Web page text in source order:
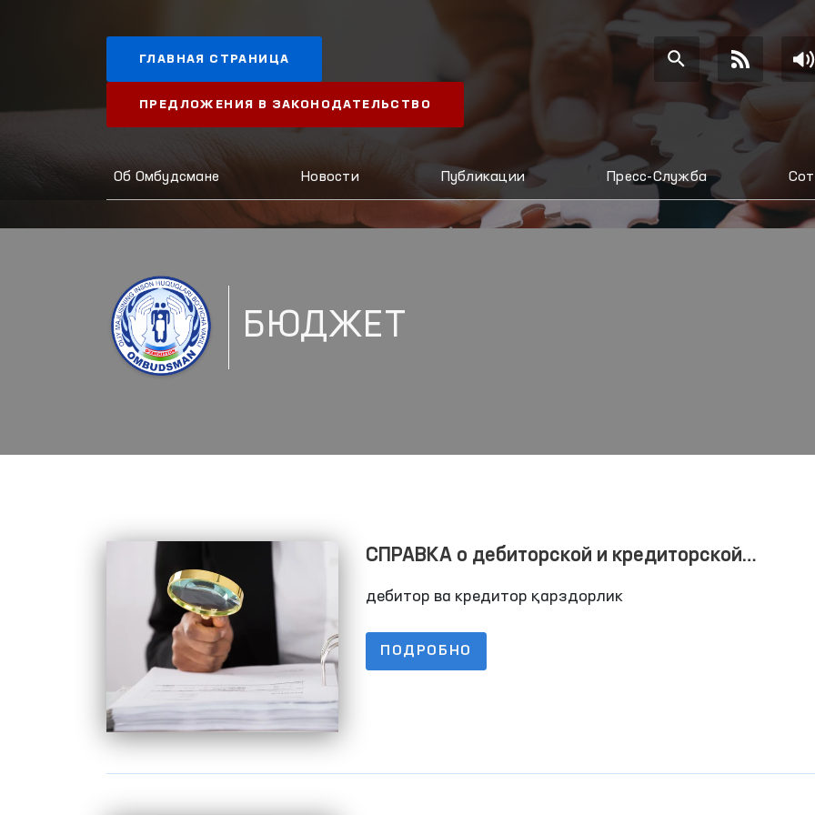
ГЛАВНАЯ СТРАНИЦА
ПРЕДЛОЖЕНИЯ В ЗАКОНОДАТЕЛЬСТВО
Об Омбудсмане Новости Публикации Пресс-Служба
БЮДЖЕТ
СПРАВКА о дебиторской и кредиторской
задолженностях по состоянию на 01.10.2023
дебитор ва кредитор қарздорлик
ПОДРОБНО
Механизмы противодействия
женщин и детей в
проводятся
занятия по